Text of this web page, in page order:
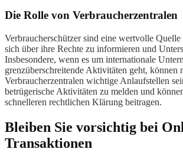
Die Rolle von Verbraucherzentralen
Verbraucherschützer sind eine wertvolle
sich über ihre Rechte zu informieren und
Insbesondere, wenn es um internationale
grenzüberschreitende Aktivitäten geht, können
Verbraucherzentralen wichtige Anlaufstellen
betrügerische Aktivitäten zu melden und
schnelleren rechtlichen Klärung beitragen.
Bleiben Sie vorsichtig bei
Transaktionen